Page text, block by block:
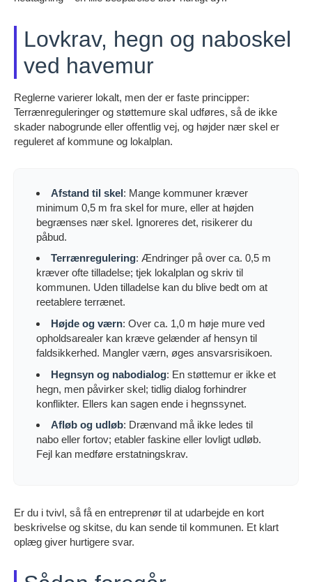
Lovkrav, hegn og naboskel
ved havemur
Reglerne varierer lokalt, men der er faste principper:
Terrænreguleringer og støttemure skal udføres, så de ikke
skader nabogrunde eller offentlig vej, og højder nær skel er
reguleret af kommune og lokalplan.
Afstand til skel: Mange kommuner kræver
minimum 0,5 m fra skel for mure, eller at højden
begrænses nær skel. Ignoreres det, risikerer du
påbud.
Terrænregulering: Ændringer på over ca. 0,5 m
kræver ofte tilladelse; tjek lokalplan og skriv til
kommunen. Uden tilladelse kan du blive bedt om at
reetablere terrænet.
Højde og værn: Over ca. 1,0 m høje mure ved
opholdsarealer kan kræve gelænder af hensyn til
faldsikkerhed. Mangler værn, øges ansvarsrisikoen.
Hegnsyn og nabodialog: En støttemur er ikke et
hegn, men påvirker skel; tidlig dialog forhindrer
konflikter. Ellers kan sagen ende i hegnssynet.
Afløb og udløb: Drænvand må ikke ledes til
nabo eller fortov; etabler faskine eller lovligt udløb.
Fejl kan medføre erstatningskrav.
Er du i tvivl, så få en entreprenør til at udarbejde en kort
beskrivelse og skitse, du kan sende til kommunen. Et klart
oplæg giver hurtigere svar.